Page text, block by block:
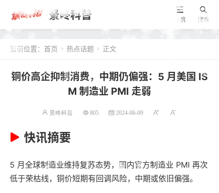
景咚科普 导航 搜索
当前位置： 首页  热点话题  正文
铜价高企抑制消费，中期仍偏强：5 月美国 IS
M 制造业 PMI 走弱
景咚科普 805 2024-06-09
快讯摘要
5 月全球制造业维持复苏态势，国内官方制造业 PMI 再次
低于荣枯线，铜价短期有回调风险，中期或依旧偏强。